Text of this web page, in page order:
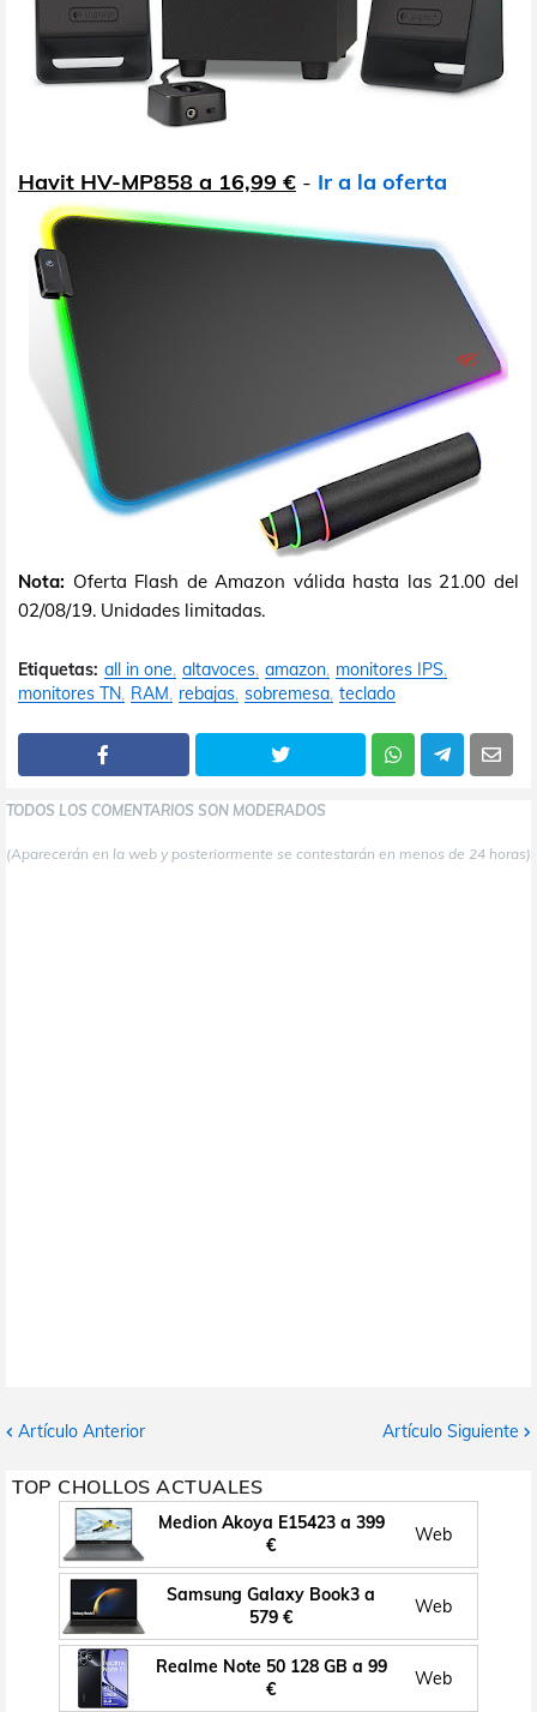
Havit HV-MP858 a 16,99 € - Ir a la oferta
Nota: Oferta Flash de Amazon válida hasta las 21.00 del
02/08/19. Unidades limitadas.
Etiquetas: all in one altavoces amazon monitores IPS
monitores TN RAM rebajas sobremesa teclado
TODOS LOS COMENTARIOS SON MODERADOS
(Aparecerán en la web y posteriormente se contestarán en menos de 24 horas)
Artículo Anterior Artículo Siguiente
TOP CHOLLOS ACTUALES
Medion Akoya E15423 a 399
€
Web
Samsung Galaxy Book3 a
579 €
Web
Realme Note 50 128 GB a 99
€
Web